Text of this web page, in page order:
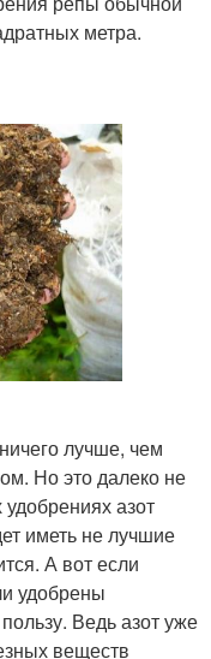
метра.
лучше, чем
Но это далеко не
азот
иметь не лучшие
А вот если
удобрены
Ведь азот уже
веществ